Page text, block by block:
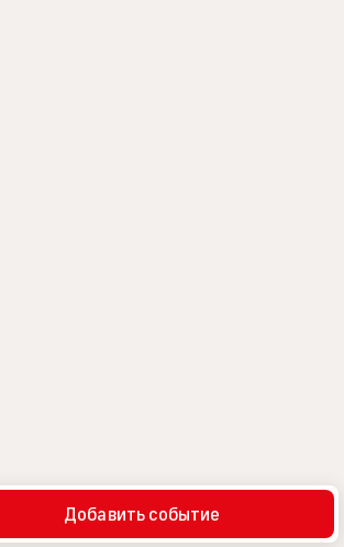
Добавить событие